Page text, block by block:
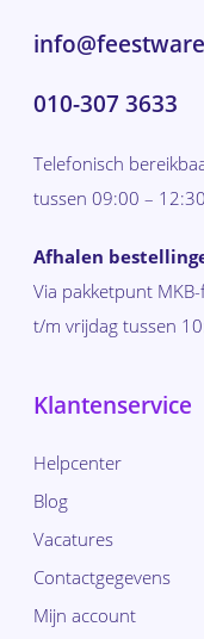
010-307 3633
Telefonisch
tussen 09:00 –
Afhalen
Via pakketpunt
t/m vrijdag tussen
Klantenservice
Helpcenter
Blog
Vacatures
Contactgegevens
Mijn account